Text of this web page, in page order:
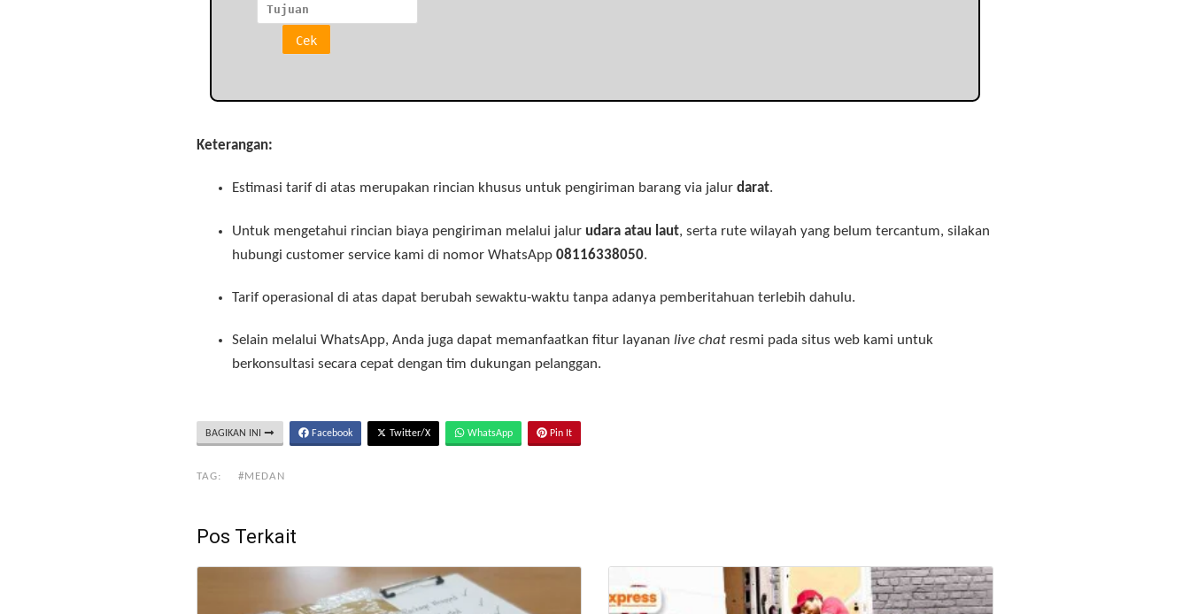
Keterangan:
Estimasi tarif di atas merupakan rincian khusus untuk pengiriman barang via jalur darat.
Untuk mengetahui rincian biaya pengiriman melalui jalur udara atau laut, serta rute wilayah yang belum tercantum, silakan
hubungi customer service kami di nomor WhatsApp 08116338050.
Tarif operasional di atas dapat berubah sewaktu-waktu tanpa adanya pemberitahuan terlebih dahulu.
Selain melalui WhatsApp, Anda juga dapat memanfaatkan fitur layanan live chat resmi pada situs web kami untuk
berkonsultasi secara cepat dengan tim dukungan pelanggan.
BAGIKAN INI Facebook Twitter/X WhatsApp Pin It
TAG: #MEDAN
Pos Terkait